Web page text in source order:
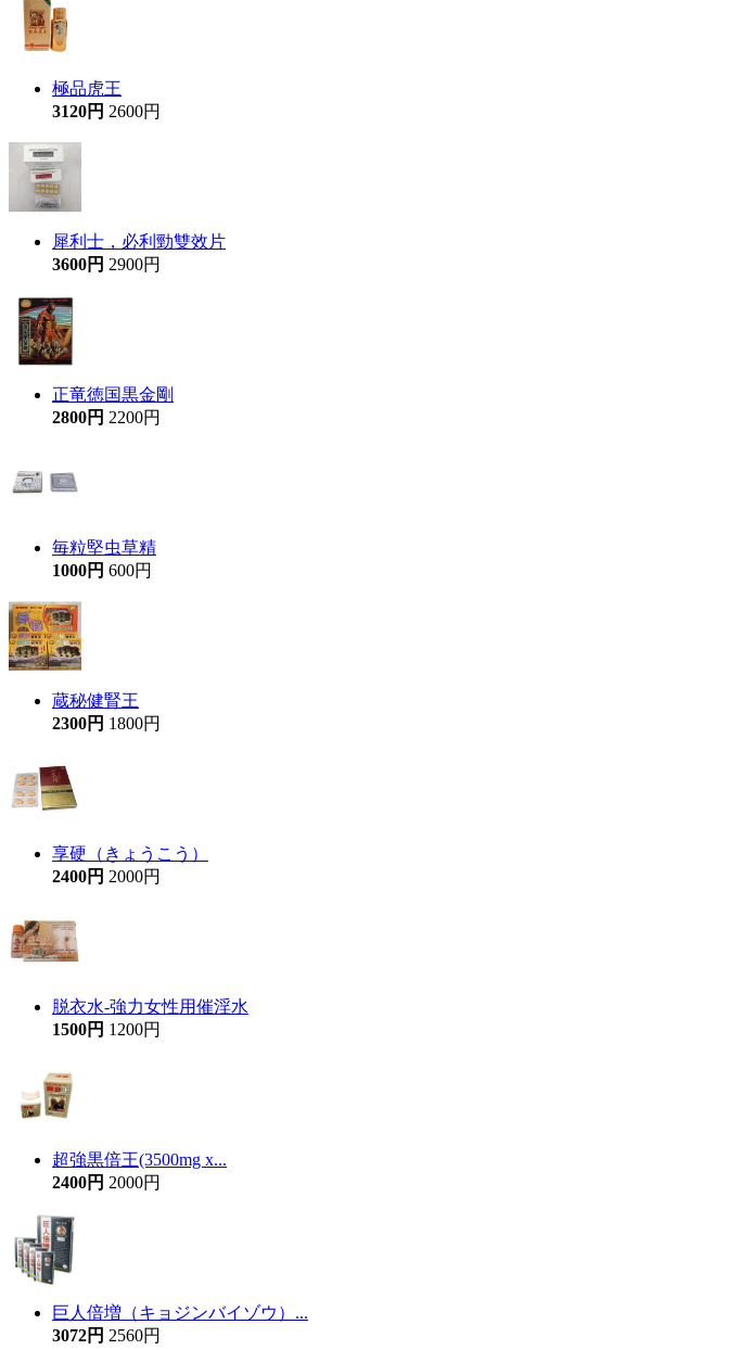
極品虎王
3120円 2600円
犀利士，必利勁雙效片
3600円 2900円
正竜徳国黒金剛
2800円 2200円
毎粒堅虫草精
1000円 600円
蔵秘健腎王
2300円 1800円
享硬（きょうこう）
2400円 2000円
脱衣水-強力女性用催淫水
1500円 1200円
超強黒倍王(3500mg x...
2400円 2000円
巨人倍増（キョジンバイゾウ）...
3072円 2560円